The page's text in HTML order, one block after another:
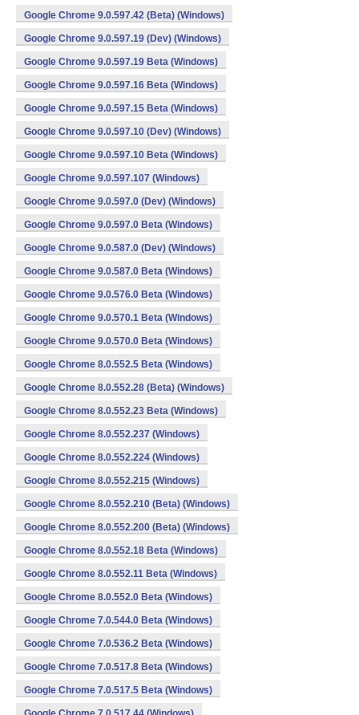
Google Chrome 9.0.597.42 (Beta) (Windows)
Google Chrome 9.0.597.19 (Dev) (Windows)
Google Chrome 9.0.597.19 Beta (Windows)
Google Chrome 9.0.597.16 Beta (Windows)
Google Chrome 9.0.597.15 Beta (Windows)
Google Chrome 9.0.597.10 (Dev) (Windows)
Google Chrome 9.0.597.10 Beta (Windows)
Google Chrome 9.0.597.107 (Windows)
Google Chrome 9.0.597.0 (Dev) (Windows)
Google Chrome 9.0.597.0 Beta (Windows)
Google Chrome 9.0.587.0 (Dev) (Windows)
Google Chrome 9.0.587.0 Beta (Windows)
Google Chrome 9.0.576.0 Beta (Windows)
Google Chrome 9.0.570.1 Beta (Windows)
Google Chrome 9.0.570.0 Beta (Windows)
Google Chrome 8.0.552.5 Beta (Windows)
Google Chrome 8.0.552.28 (Beta) (Windows)
Google Chrome 8.0.552.23 Beta (Windows)
Google Chrome 8.0.552.237 (Windows)
Google Chrome 8.0.552.224 (Windows)
Google Chrome 8.0.552.215 (Windows)
Google Chrome 8.0.552.210 (Beta) (Windows)
Google Chrome 8.0.552.200 (Beta) (Windows)
Google Chrome 8.0.552.18 Beta (Windows)
Google Chrome 8.0.552.11 Beta (Windows)
Google Chrome 8.0.552.0 Beta (Windows)
Google Chrome 7.0.544.0 Beta (Windows)
Google Chrome 7.0.536.2 Beta (Windows)
Google Chrome 7.0.517.8 Beta (Windows)
Google Chrome 7.0.517.5 Beta (Windows)